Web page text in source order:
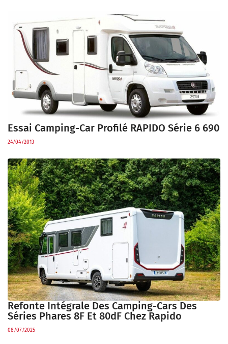
Essai Camping-Car Profilé RAPIDO Série 6 690
24/04/2013
Refonte Intégrale Des Camping-Cars Des
Séries Phares 8F Et 80dF Chez Rapido
08/07/2025